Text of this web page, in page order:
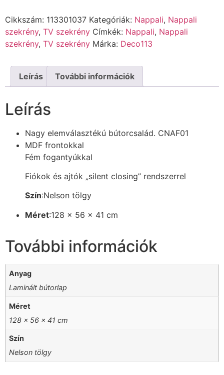
Cikkszám: 113301037 Kategóriák: Nappali, Nappali
szekrény, TV szekrény Címkék: Nappali, Nappali
szekrény, TV szekrény Márka: Deco113
Leírás További információk
Leírás
Nagy elemválasztékú bútorcsalád. CNAF01
MDF frontokkal
Fém fogantyúkkal
Fiókok és ajtók „silent closing” rendszerrel
Szín:Nelson tölgy
Méret:128 x 56 x 41 cm
További információk
Anyag
Laminált bútorlap
Méret
128 x 56 x 41 cm
Szín
Nelson tölgy